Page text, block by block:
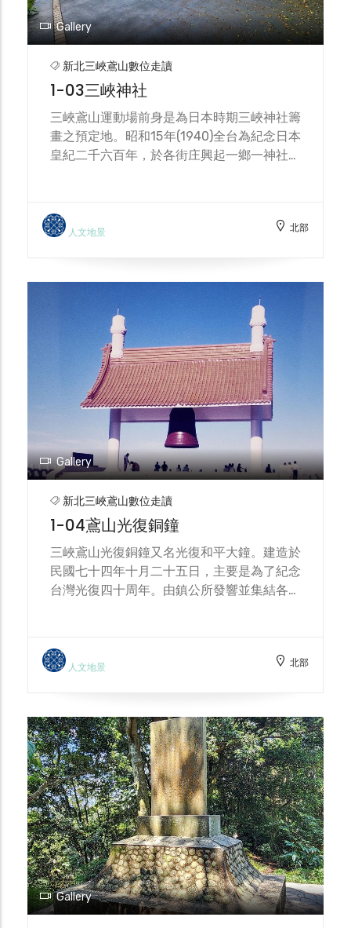
Gallery
新北三峽鳶山數位走讀
1-03三峽神社
三峽鳶山運動場前身是為日本時期三峽神社籌
畫之預定地。昭和15年(1940)全台為紀念日本
皇紀二千六百年，於各街庄興起一鄉一神社之
由三峽庄役場推動成立神社造營奉贊會及建造
神社之計劃。該腹地預計規劃一萬坪，以「調
於民國時期建設為三峽鎮鎮民運動場也曾經是
三峽國中的體育課操場用地，現在則為鎮民之
三峽網球、籃球場。
人文地景 北部
Gallery
新北三峽鳶山數位走讀
1-04鳶山光復銅鐘
三峽鳶山光復銅鐘又名光復和平大鐘。建造於
民國七十四年十月二十五日，主要是為了紀念
台灣光復四十周年。由鎮公所發響並集結各界
鎮鄉親各級學校等機關熱烈響應，踴躍樂捐。
共募得貳佰叁拾貳萬壹仟柒佰壹拾捌元整。銅
及開闢山路等花費，其鳶山之產業道路多由半
山腰黃厝奉獻私地，銅鐘山頭腹地則由易厝所
捐獻。鐘身刻有禮、義、廉、恥由時任三峽國
小李山霞老師所篆書，鐘頂五螭龍頭則代表著
五族共和象徵世界和平之意。 時年元月九日
動工並於十月二十五日舉行竣工由縣長林豐正
及鎮長張秀豐主持開鐘大典。本鎮鄉親扶老攜
幼人龍縈繞山徑約莫五千餘人，盛況空前。
人文地景 北部
Gallery